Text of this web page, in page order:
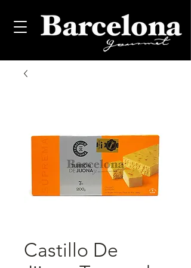
Castillo De